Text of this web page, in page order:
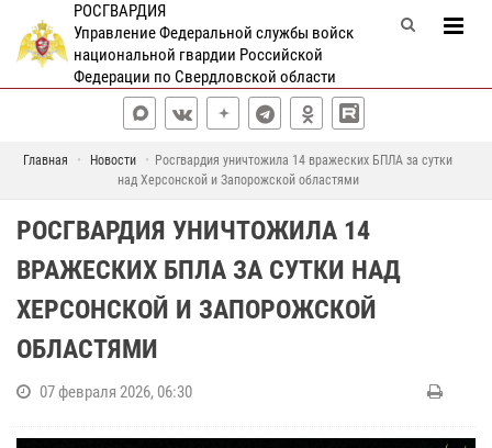
РОСГВАРДИЯ
Управление Федеральной службы войск
национальной гвардии Российской
Федерации по Свердловской области
Главная Новости
Росгвардия уничтожила 14 вражеских БПЛА за сутки
над Херсонской и Запорожской областями
РОСГВАРДИЯ УНИЧТОЖИЛА 14
ВРАЖЕСКИХ БПЛА ЗА СУТКИ НАД
ХЕРСОНСКОЙ И ЗАПОРОЖСКОЙ
ОБЛАСТЯМИ
07 февраля 2026, 06:30